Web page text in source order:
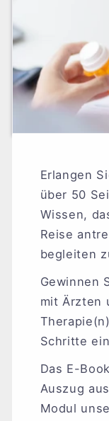
Erlangen
über 50
Wissen,
Reise
begleiten
Gewinnen
mit Ärzten
Schritte
Das E-
Auszug
Modul